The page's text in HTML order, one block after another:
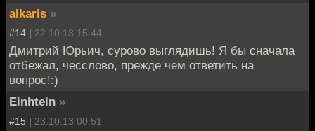
alkaris »
#14 | 22.10.13 15:44
Дмитрий Юрьич, сурово выглядишь! Я бы сначала
отбежал, чесслово, прежде чем ответить на
вопрос!:)
Einhtein »
#15 | 23.10.13 00:51